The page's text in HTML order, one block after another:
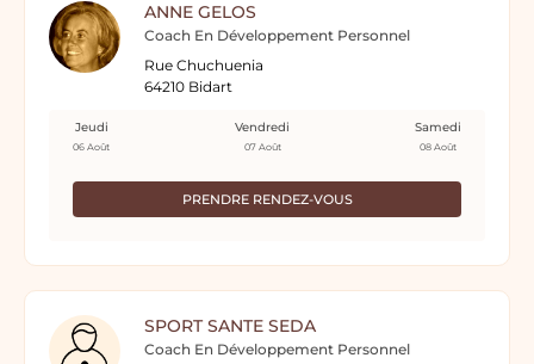
ANNE GELOS
Coach En Développement Personnel
Rue Chuchuenia
64210 Bidart
PRENDRE RENDEZ-VOUS
Jeudi
06 Août
Vendredi
07 Août
Samedi
08 Août
SPORT SANTE SEDA
Coach En Développement Personnel